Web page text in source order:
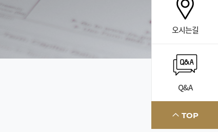
오시는길
Q&A
TOP